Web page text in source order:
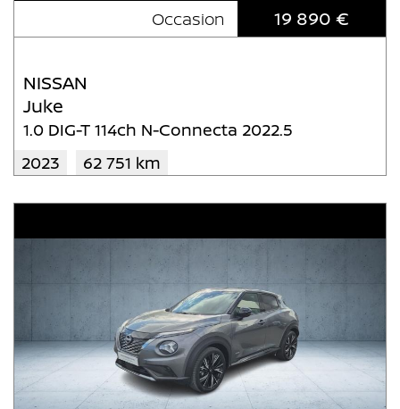
Occasion 19 890 €
NISSAN
Juke
1.0 DIG-T 114ch N-Connecta 2022.5
2023
62 751 km